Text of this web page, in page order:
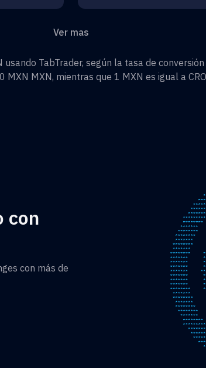
Ver mas
usando TabTrader, según la tasa de
MXN MXN, mientras que 1 MXN es igual a CRO
con
con más de